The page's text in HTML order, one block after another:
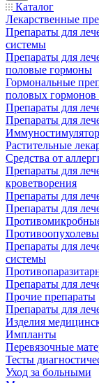
Каталог
Лекарственные
Препараты для
системы
Препараты для
половые гормоны
Гормональные
половых гормонов
Препараты для
Препараты для
Растительные
Средства от
Препараты для
кроветворения
Препараты для
Препараты для
Препараты для
системы
Препараты для
Прочие препараты
Препараты для
Изделия
Импланты
Перевязочные
Тесты
Уход за больными